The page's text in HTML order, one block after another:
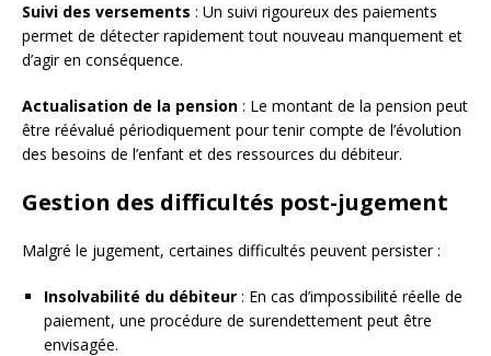
Suivi des versements : Un suivi rigoureux des paiements
permet de détecter rapidement tout nouveau manquement et
d’agir en conséquence.
Actualisation de la pension : Le montant de la pension peut
être réévalué périodiquement pour tenir compte de l’évolution
des besoins de l’enfant et des ressources du débiteur.
Gestion des difficultés post-jugement
Malgré le jugement, certaines difficultés peuvent persister :
Insolvabilité du débiteur : En cas d’impossibilité réelle de
paiement, une procédure de surendettement peut être
envisagée.